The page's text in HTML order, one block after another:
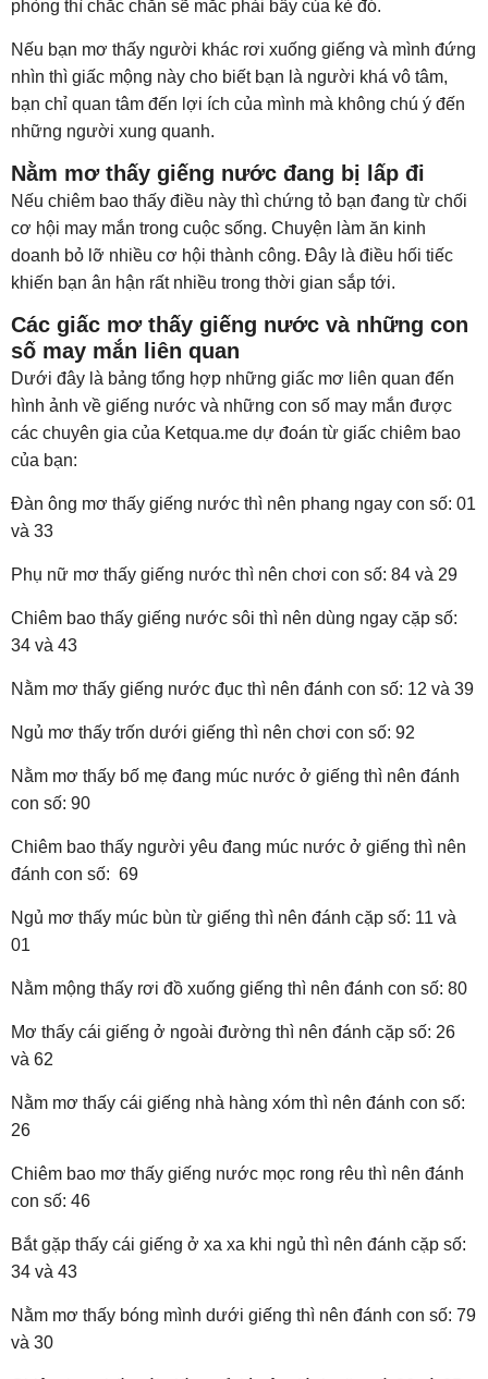
phòng thì chắc chắn sẽ mắc phải bẫy của kẻ đó.
Nếu bạn mơ thấy người khác rơi xuống giếng và mình đứng
nhìn thì giấc mộng này cho biết bạn là người khá vô tâm,
bạn chỉ quan tâm đến lợi ích của mình mà không chú ý đến
những người xung quanh.
Nằm mơ thấy giếng nước đang bị lấp đi
Nếu chiêm bao thấy điều này thì chứng tỏ bạn đang từ chối
cơ hội may mắn trong cuộc sống. Chuyện làm ăn kinh
doanh bỏ lỡ nhiều cơ hội thành công. Đây là điều hối tiếc
khiến bạn ân hận rất nhiều trong thời gian sắp tới.
Các giấc mơ thấy giếng nước và những con
số may mắn liên quan
Dưới đây là bảng tổng hợp những giấc mơ liên quan đến
hình ảnh về giếng nước và những con số may mắn được
các chuyên gia của Ketqua.me dự đoán từ giấc chiêm bao
của bạn:
Đàn ông mơ thấy giếng nước thì nên phang ngay con số: 01
và 33
Phụ nữ mơ thấy giếng nước thì nên chơi con số: 84 và 29
Chiêm bao thấy giếng nước sôi thì nên dùng ngay cặp số:
34 và 43
Nằm mơ thấy giếng nước đục thì nên đánh con số: 12 và 39
Ngủ mơ thấy trốn dưới giếng thì nên chơi con số: 92
Nằm mơ thấy bố mẹ đang múc nước ở giếng thì nên đánh
con số: 90
Chiêm bao thấy người yêu đang múc nước ở giếng thì nên
đánh con số: 69
Ngủ mơ thấy múc bùn từ giếng thì nên đánh cặp số: 11 và
01
Nằm mộng thấy rơi đồ xuống giếng thì nên đánh con số: 80
Mơ thấy cái giếng ở ngoài đường thì nên đánh cặp số: 26
và 62
Nằm mơ thấy cái giếng nhà hàng xóm thì nên đánh con số:
26
Chiêm bao mơ thấy giếng nước mọc rong rêu thì nên đánh
con số: 46
Bắt gặp thấy cái giếng ở xa xa khi ngủ thì nên đánh cặp số:
34 và 43
Nằm mơ thấy bóng mình dưới giếng thì nên đánh con số: 79
và 30